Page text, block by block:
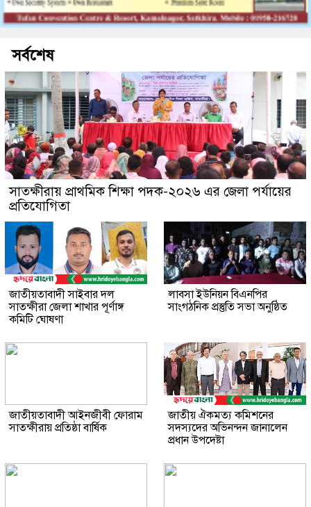
সর্বশেষ
সাতক্ষীরায় প্রাথমিক শিক্ষা পদক-২০২৬ এর জেলা পর্যায়ের
প্রতিযোগিতা
জাতীয়তাবাদী সাইবার দল
সাতক্ষীরা জেলা শাখার পূর্ণাঙ্গ
কমিটি ঘোষণা
লাবসা ইউনিয়ন বিএনপির
সাংগঠনিক প্রস্তুতি সভা অনুষ্ঠিত
জাতীয়তাবাদী আইনজীবী ফোরাম
সাতক্ষীরায় প্রতিষ্ঠা বার্ষিক
জাতীয় ঐকমত্য কমিশনের
সদস্যদের অভিনন্দন জানালেন
প্রধান উপদেষ্টা